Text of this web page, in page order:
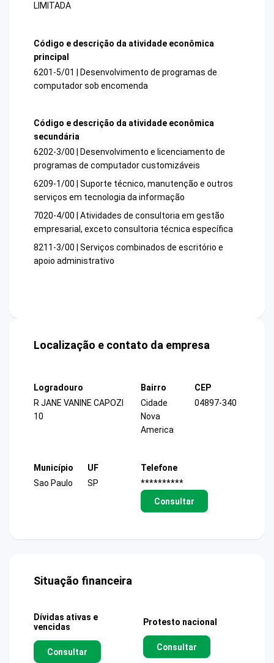
LIMITADA
Código e descrição da atividade econômica
principal
6201-5/01 | Desenvolvimento de programas de
computador sob encomenda
Código e descrição da atividade econômica
secundária
6202-3/00 | Desenvolvimento e licenciamento de
programas de computador customizáveis
6209-1/00 | Suporte técnico, manutenção e outros
serviços em tecnologia da informação
7020-4/00 | Atividades de consultoria em gestão
empresarial, exceto consultoria técnica específica
8211-3/00 | Serviços combinados de escritório e
apoio administrativo
Localização e contato da empresa
Logradouro
R JANE VANINE CAPOZI
10
Bairro
Cidade
Nova
America
CEP
04897-340
Município
Sao Paulo
UF
SP
Telefone
**********
Consultar
Situação financeira
Dívidas ativas e
vencidas
Consultar
Protesto nacional
Consultar